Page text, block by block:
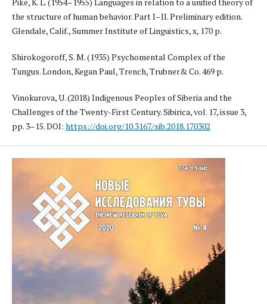
the structure of human behavior. Part I–II. Preliminary edition.
Glendale, Calif., Summer Institute of Linguistics, x, 170 p.
Shirokogoroff, S. M. (1935) Psychomental Complex of the
Tungus. London, Kegan Paul, Trench, Trubner& Co. 469 p.
Vinokurova, U. (2018) Indigenous Peoples of Siberia and the
Challenges of the Twenty-First Century. Sibirica, vol. 17, issue 3,
pp. 3–15. DOI: https://doi.org/10.3167/sib.2018.170302